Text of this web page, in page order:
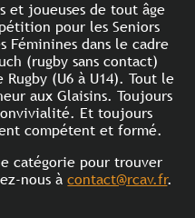
et joueuses de tout âge
pour les Seniors
Féminines dans le cadre
(rugby sans contact)
(U6 à U14). Tout le
aux Glaisins. Toujours
Et toujours
compétent et formé.
catégorie pour trouver
nous àcontact@rcav.fr.